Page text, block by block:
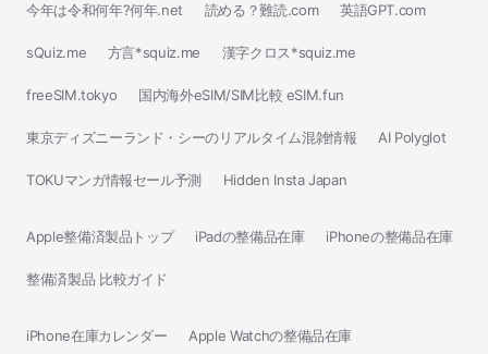
今年は令和何年?何年.net 読める？難読.com 英語GPT.com
sQuiz.me 方言*squiz.me 漢字クロス*squiz.me
freeSIM.tokyo 国内海外eSIM/SIM比較 eSIM.fun
東京ディズニーランド・シーのリアルタイム混雑情報 AI Polyglot
TOKUマンガ情報セール予測 Hidden Insta Japan
Apple整備済製品トップ iPadの整備品在庫 iPhoneの整備品在庫
整備済製品 比較ガイド
iPhone在庫カレンダー Apple Watchの整備品在庫